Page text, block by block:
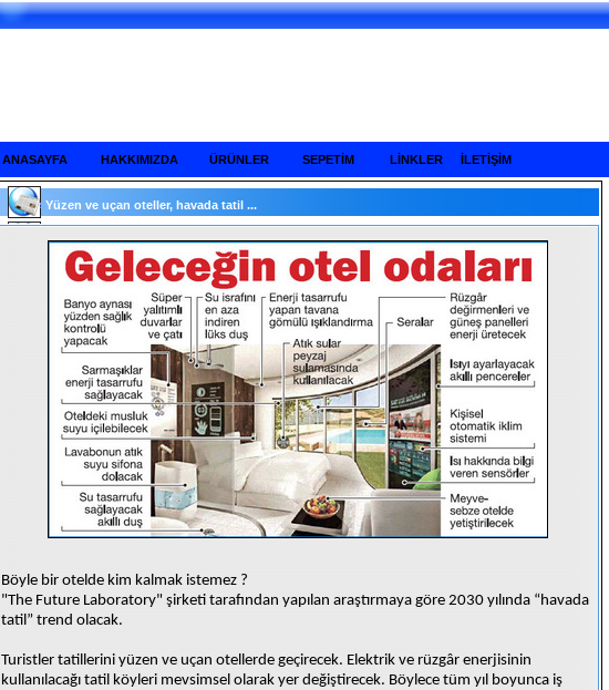
ANASAYFA HAKKIMIZDA ÜRÜNLER SEPETİM LİNKLER İLETİŞİM
Yüzen ve uçan oteller, havada tatil ...
Böyle bir otelde kim kalmak istemez ?
"The Future Laboratory" şirketi tarafından yapılan araştırmaya göre 2030 yılında “havada
tatil” trend olacak.
Turistler tatillerini yüzen ve uçan otellerde geçirecek. Elektrik ve rüzgâr enerjisinin
kullanılacağı tatil köyleri mevsimsel olarak yer değiştirecek. Böylece tüm yıl boyunca iş